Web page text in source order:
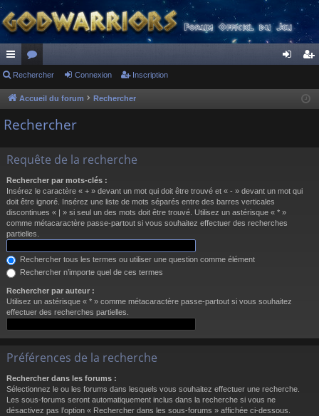
ac
co
ur
s
or
u
m
cri
Rechercher Connexion Inscription
Accueil du forum Rechercher
Rechercher
Requête de la recherche
Rechercher par mots-clés :
Insérez le caractère « + » devant un mot qui doit être trouvé et « - » devant un mot qui
doit être ignoré. Insérez une liste de mots séparés entre des barres verticales
discontinues « | » si seul un des mots doit être trouvé. Utilisez un astérisque « * »
comme métacaractère passe-partout si vous souhaitez effectuer des recherches
partielles.
Rechercher tous les termes ou utiliser une question comme élément
Rechercher n’importe quel de ces termes
Rechercher par auteur :
Utilisez un astérisque « * » comme métacaractère passe-partout si vous souhaitez
effectuer des recherches partielles.
Préférences de la recherche
Rechercher dans les forums :
Sélectionnez le ou les forums dans lesquels vous souhaitez effectuer une recherche.
Les sous-forums seront automatiquement inclus dans la recherche si vous ne
désactivez pas l’option « Rechercher dans les sous-forums » affichée ci-dessous.